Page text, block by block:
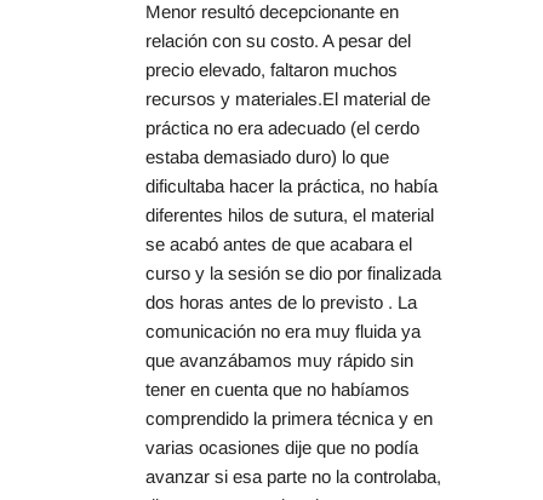
Menor resultó decepcionante en
relación con su costo. A pesar del
precio elevado, faltaron muchos
recursos y materiales.El material de
práctica no era adecuado (el cerdo
estaba demasiado duro) lo que
dificultaba hacer la práctica, no había
diferentes hilos de sutura, el material
se acabó antes de que acabara el
curso y la sesión se dio por finalizada
dos horas antes de lo previsto . La
comunicación no era muy fluida ya
que avanzábamos muy rápido sin
tener en cuenta que no habíamos
comprendido la primera técnica y en
varias ocasiones dije que no podía
avanzar si esa parte no la controlaba,